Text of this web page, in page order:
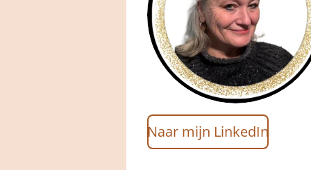
Naar mijn LinkedIn